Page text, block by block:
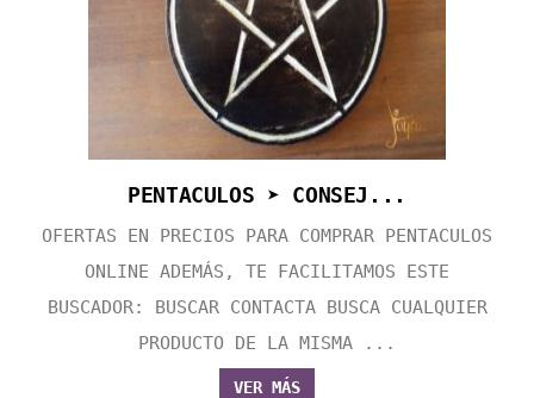
PENTACULOS ➤ CONSEJ...
OFERTAS EN PRECIOS PARA COMPRAR PENTACULOS
ONLINE ADEMÁS, TE FACILITAMOS ESTE
BUSCADOR: BUSCAR CONTACTA BUSCA CUALQUIER
PRODUCTO DE LA MISMA ...
VER MÁS